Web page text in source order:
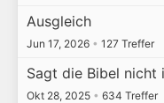
Ausgleich
Jun 17, 2026 • 127 Treffer
Sagt die Bibel nicht
Okt 28, 2025 • 634 Treffer